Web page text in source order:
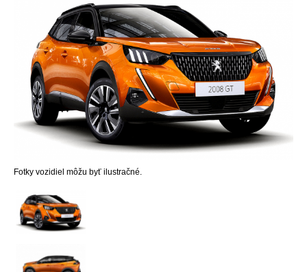
Fotky vozidiel môžu byť ilustračné.